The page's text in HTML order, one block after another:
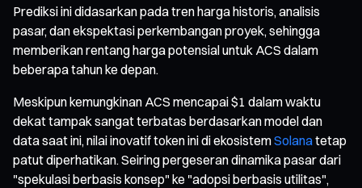
Prediksi ini didasarkan pada tren harga historis, analisis
pasar, dan ekspektasi perkembangan proyek, sehingga
memberikan rentang harga potensial untuk ACS dalam
beberapa tahun ke depan.
Meskipun kemungkinan ACS mencapai $1 dalam waktu
dekat tampak sangat terbatas berdasarkan model dan
data saat ini, nilai inovatif token ini di ekosistemSolanatetap
patut diperhatikan. Seiring pergeseran dinamika pasar dari
"spekulasi berbasis konsep" ke "adopsi berbasis utilitas",